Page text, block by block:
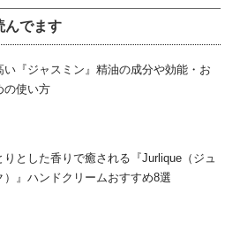
んでます
い『ジャスミン』精油の成分や効能・お
の使い方
りとした香りで癒される『jurlique（ジュ
）』ハンドクリームおすすめ8選